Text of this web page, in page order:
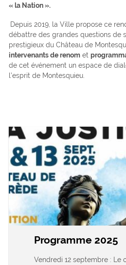
« la Nation ».
Depuis 2019, la Ville propose ce
débattre des grandes questions de
prestigieux du Château de
intervenants de renomet
de cet événement un espace de
l’esprit de Montesquieu.
Programme 2025
Vendredi 12 septembre : Le